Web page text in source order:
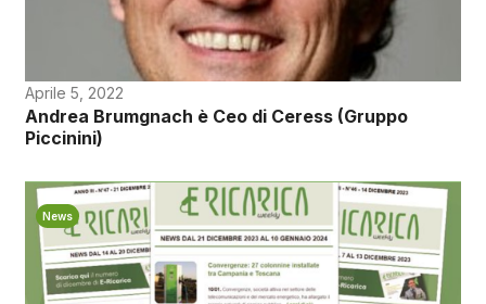
Aprile 5, 2022
Andrea Brumgnach è Ceo di Ceress (Gruppo
Piccinini)
News